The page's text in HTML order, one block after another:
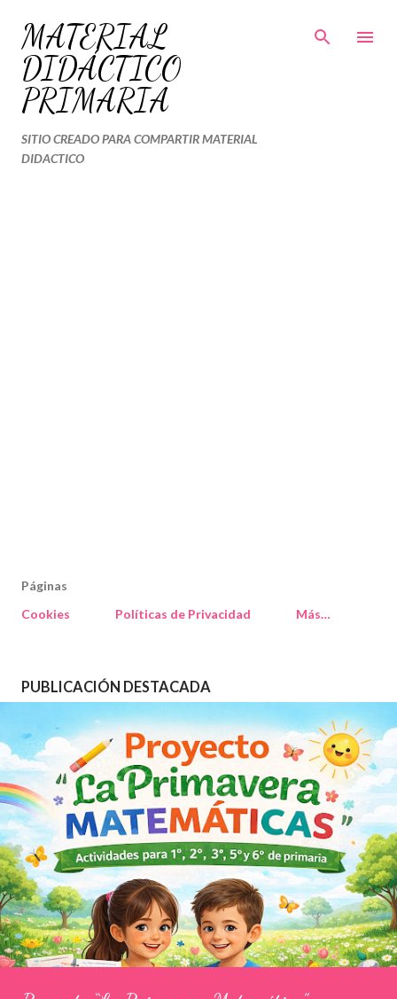
Ir al contenido principal
MATERIAL
DIDÁCTICO
PRIMARIA
SITIO CREADO PARA COMPARTIR MATERIAL
DIDACTICO
Páginas
Cookies
Políticas de Privacidad Más…
PUBLICACIÓN DESTACADA